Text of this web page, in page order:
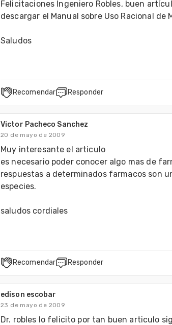
Felicitaciones Ingeniero Robles, buen
descargar el Manual sobre Uso Racional
Saludos
Recomendar Responder
Victor Pacheco Sanchez
20 de mayo de 2009
Muy interesante el articulo
es necesario poder conocer algo mas de
respuestas a determinados farmacos son
especies.
saludos cordiales
Recomendar Responder
edison escobar
23 de mayo de 2009
Dr. robles lo felicito por tan buen articulo